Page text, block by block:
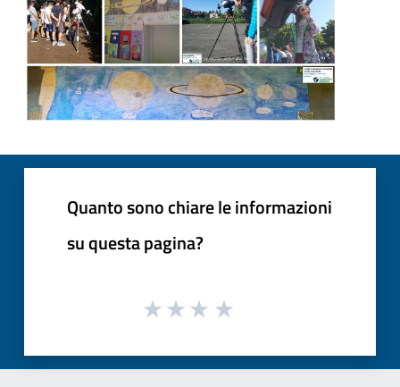
Quanto sono chiare le informazioni
su questa pagina?